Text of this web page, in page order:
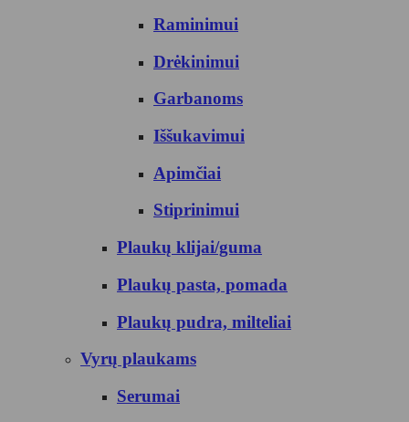
Raminimui
Drėkinimui
Garbanoms
Iššukavimui
Apimčiai
Stiprinimui
Plaukų klijai/guma
Plaukų pasta, pomada
Plaukų pudra, milteliai
Vyrų plaukams
Serumai